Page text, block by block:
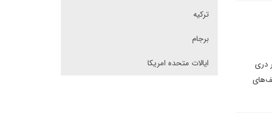
دری
ترکیه
برجام
ایالات متحده امریکا